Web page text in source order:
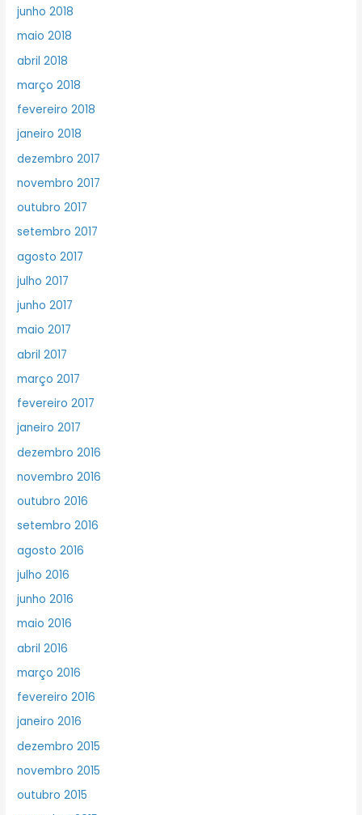
junho 2018
maio 2018
abril 2018
março 2018
fevereiro 2018
janeiro 2018
dezembro 2017
novembro 2017
outubro 2017
setembro 2017
agosto 2017
julho 2017
junho 2017
maio 2017
abril 2017
março 2017
fevereiro 2017
janeiro 2017
dezembro 2016
novembro 2016
outubro 2016
setembro 2016
agosto 2016
julho 2016
junho 2016
maio 2016
abril 2016
março 2016
fevereiro 2016
janeiro 2016
dezembro 2015
novembro 2015
outubro 2015